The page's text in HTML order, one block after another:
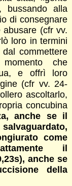
bussando alla
di consegnare
abusare (cfr vv.
loro in termini
commettere
che
e offrì loro
(cfr vv. 24-
ascoltarlo,
concubina
anche se il
come
il
anche se
della